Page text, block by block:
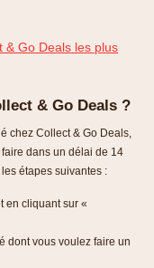
& Go Deals les plus
& Go Deals ?
chez Collect & Go Deals,
dans un délai de 14
étapes suivantes :
en cliquant sur «
dont vous voulez faire un